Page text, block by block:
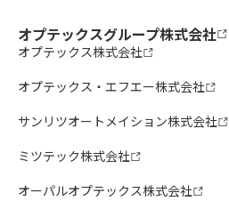
オプテックスグループ株式会社
オプテックス株式会社
オプテックス・エフエー株式会社
サンリツオートメイション株式会社
ミツテック株式会社
オーパルオプテックス株式会社